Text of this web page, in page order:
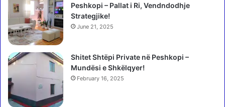
m
ë
f
o
r
t
s
e
…
n
,
P
o
l
i
c
a
Peshkopi – Pallat i Ri, Vendndodhje
Strategjike!
June 21, 2025
Shitet Shtëpi Private në Peshkopi –
Mundësi e Shkëlqyer!
February 16, 2025